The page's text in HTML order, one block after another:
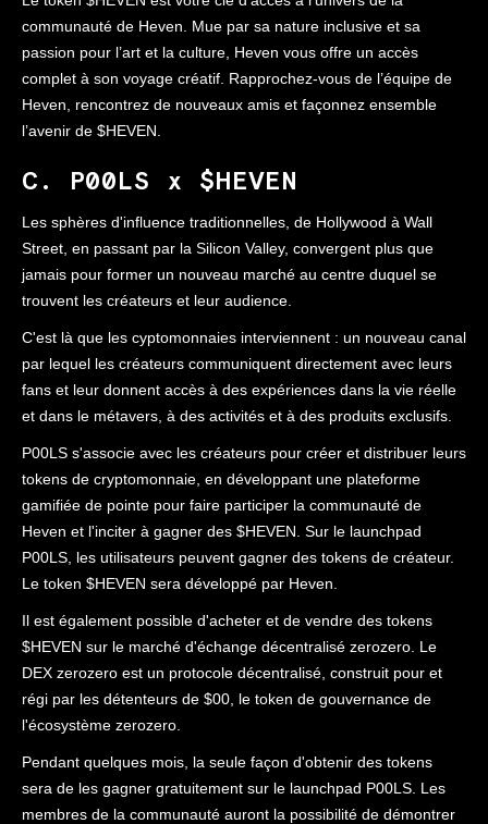
communauté de Heven. Mue par sa nature inclusive et sa
passion pour l’art et la culture, Heven vous offre un accès
complet à son voyage créatif. Rapprochez-vous de l’équipe de
Heven, rencontrez de nouveaux amis et façonnez ensemble
l’avenir de $HEVEN.
C. P00LS x $HEVEN
Les sphères d'influence traditionnelles, de Hollywood à Wall
Street, en passant par la Silicon Valley, convergent plus que
jamais pour former un nouveau marché au centre duquel se
trouvent les créateurs et leur audience.
C'est là que les cyptomonnaies interviennent : un nouveau canal
par lequel les créateurs communiquent directement avec leurs
fans et leur donnent accès à des expériences dans la vie réelle
et dans le métavers, à des activités et à des produits exclusifs.
P00LS s'associe avec les créateurs pour créer et distribuer leurs
tokens de cryptomonnaie, en développant une plateforme
gamifiée de pointe pour faire participer la communauté de
Heven et l'inciter à gagner des $HEVEN. Sur le launchpad
P00LS, les utilisateurs peuvent gagner des tokens de créateur.
Le token $HEVEN sera développé par Heven.
Il est également possible d'acheter et de vendre des tokens
$HEVEN sur le marché d'échange décentralisé zerozero. Le
DEX zerozero est un protocole décentralisé, construit pour et
régi par les détenteurs de $00, le token de gouvernance de
l'écosystème zerozero.
Pendant quelques mois, la seule façon d'obtenir des tokens
sera de les gagner gratuitement sur le launchpad P00LS. Les
membres de la communauté auront la possibilité de démontrer